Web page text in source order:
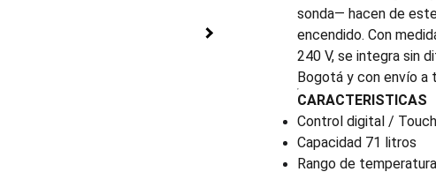
sonda— hacen de
encendido. Con
240 V, se integra sin
Bogotá y con envío a
CARACTERISTICAS
Control digital /
Capacidad 71 litros
Rango de